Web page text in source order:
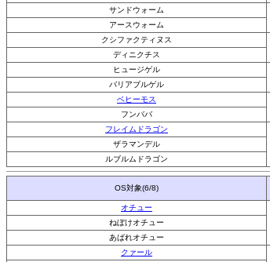
サンドウォーム
アースウォーム
クシファクティヌス
ディニクチス
ヒュージゲル
バリアブルゲル
ベヒーモス
フンババ
フレイムドラゴン
ザラマンデル
ルブルムドラゴン
OS対象(6/8)
オチュー
ねぼけオチュー
あばれオチュー
クァール